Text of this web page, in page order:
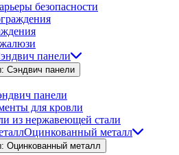
безопасности
панели
Сэндвич панели
панели
для кровли
из нержавеющей стали
Оцинкованный металл
Оцинкованный металл